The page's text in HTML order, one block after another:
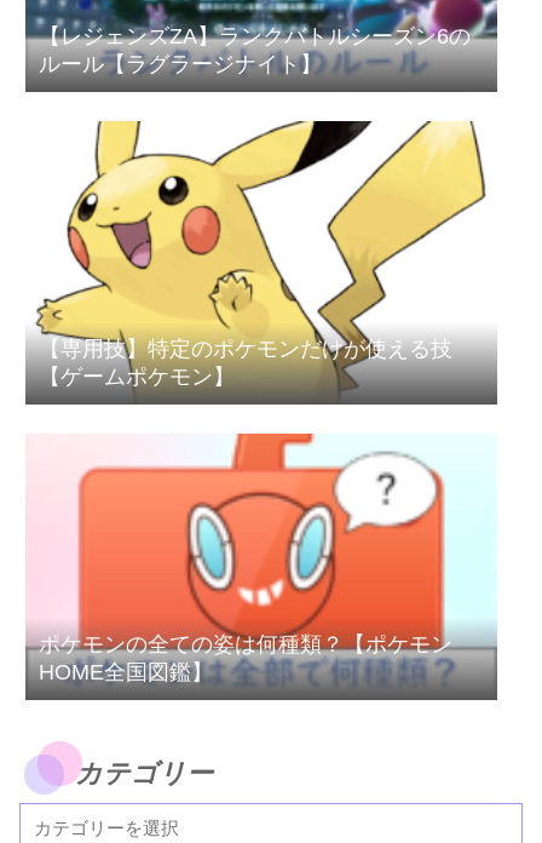
【レジェンズZA】ランクバトルシーズン6の
ルール【ラグラージナイト】
【専用技】特定のポケモンだけが使える技
【ゲームポケモン】
ポケモンの全ての姿は何種類？【ポケモン
HOME全国図鑑】
カテゴリー